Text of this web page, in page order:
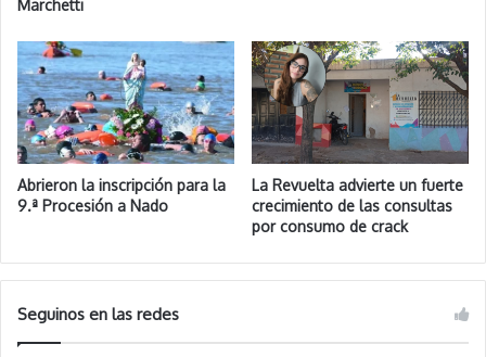
Marchetti
Abrieron la inscripción para la
9.ª Procesión a Nado
La Revuelta advierte un fuerte
crecimiento de las consultas
por consumo de crack
Seguinos en las redes